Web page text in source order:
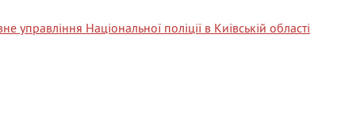
управління Національної поліції в Київській області